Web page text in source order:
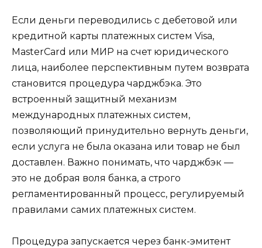
Если деньги переводились с дебетовой или
кредитной карты платежных систем Visa,
MasterCard или МИР на счет юридического
лица, наиболее перспективным путем возврата
становится процедура чарджбэка. Это
встроенный защитный механизм
международных платежных систем,
позволяющий принудительно вернуть деньги,
если услуга не была оказана или товар не был
доставлен. Важно понимать, что чарджбэк —
это не добрая воля банка, а строго
регламентированный процесс, регулируемый
правилами самих платежных систем.
Процедура запускается через банк-эмитент